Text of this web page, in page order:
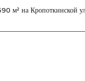
м² на Кропоткинской